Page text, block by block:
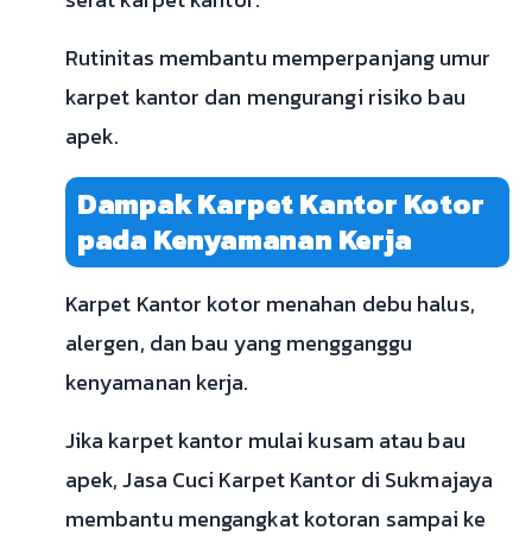
Rutinitas membantu memperpanjang umur
karpet kantor dan mengurangi risiko bau
apek.
Dampak Karpet Kantor Kotor
pada Kenyamanan Kerja
Karpet Kantor kotor menahan debu halus,
alergen, dan bau yang mengganggu
kenyamanan kerja.
Jika karpet kantor mulai kusam atau bau
apek, Jasa Cuci Karpet Kantor di Sukmajaya
membantu mengangkat kotoran sampai ke